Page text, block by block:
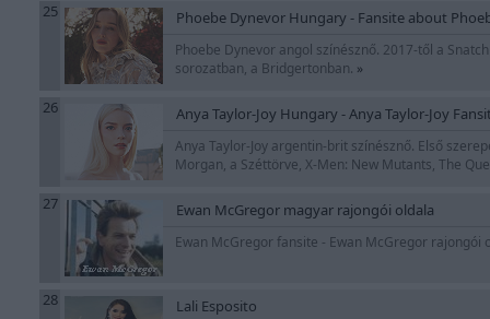
25 Phoebe Dynevor Hungary - Fansite about
Phoebe Dynevor angol színésznő. 2017-től a
sorozatban, a Bridgertonban. »
26 Anya Taylor-Joy Hungary - Anya Taylor-Joy
Anya Taylor-Joy argentin-brit színésznő. Első
Morgan, a Széttörve, X-Men: New Mutants, The
27 Ewan McGregor magyar rajongói oldala
Ewan McGregor fansite - Ewan McGregor
28 Lali Esposito